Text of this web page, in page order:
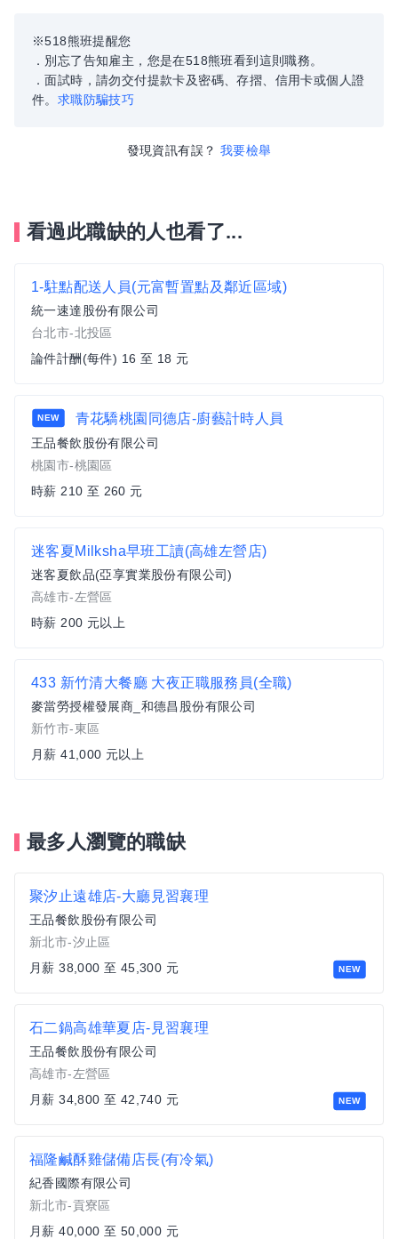
※518熊班提醒您
．別忘了告知雇主，您是在518熊班看到這則職務。
．面試時，請勿交付提款卡及密碼、存摺、信用卡或個人證
件。 求職防騙技巧
發現資訊有誤？ 我要檢舉
看過此職缺的人也看了...
1-駐點配送人員(元富暫置點及鄰近區域)
統一速達股份有限公司
台北市-北投區
論件計酬(每件) 16 至 18 元
NEW 青花驕桃園同德店-廚藝計時人員
王品餐飲股份有限公司
桃園市-桃園區
時薪 210 至 260 元
迷客夏Milksha早班工讀(高雄左營店)
迷客夏飲品(亞享實業股份有限公司)
高雄市-左營區
時薪 200 元以上
433 新竹清大餐廳 大夜正職服務員(全職)
麥當勞授權發展商_和德昌股份有限公司
新竹市-東區
月薪 41,000 元以上
最多人瀏覽的職缺
NEW
聚汐止遠雄店-大廳見習襄理
王品餐飲股份有限公司
新北市-汐止區
月薪 38,000 至 45,300 元
NEW
石二鍋高雄華夏店-見習襄理
王品餐飲股份有限公司
高雄市-左營區
月薪 34,800 至 42,740 元
福隆鹹酥雞儲備店長(有冷氣)
紀香國際有限公司
新北市-貢寮區
月薪 40,000 至 50,000 元